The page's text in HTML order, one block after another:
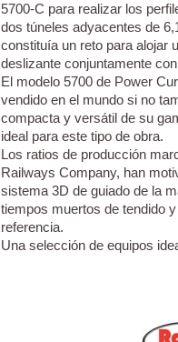
5700-C para realizar los
dos túneles adyacentes de
constituía un reto para alojar
deslizante conjuntamente
El modelo 5700 de Power
vendido en el mundo si no
compacta y versátil de su
ideal para este tipo de obra.
Los ratios de producción
Railways Company, han
sistema 3D de guiado de la
tiempos muertos de tendido
referencia.
Una selección de equipos